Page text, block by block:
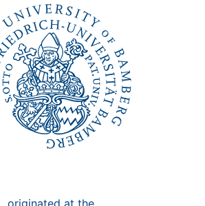
originated at the